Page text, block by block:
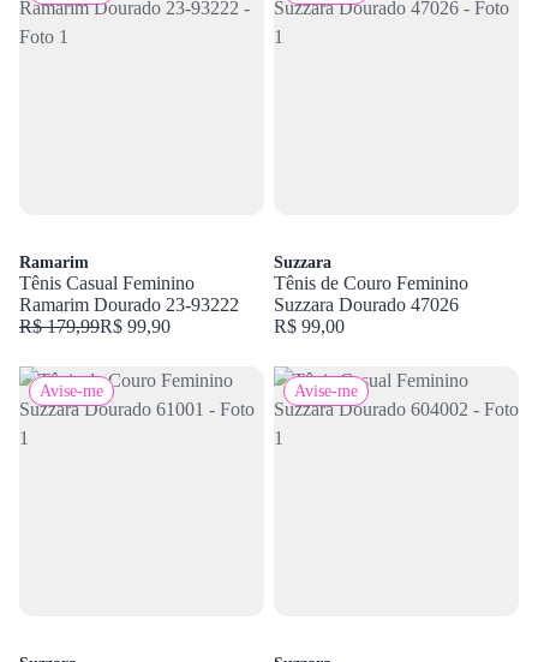
Ramarim
Tênis Casual Feminino
Ramarim Dourado 23-93222
R$ 179,99R$ 99,90
Suzzara
Tênis de Couro Feminino
Suzzara Dourado 47026
R$ 99,00
Avise-me Avise-me